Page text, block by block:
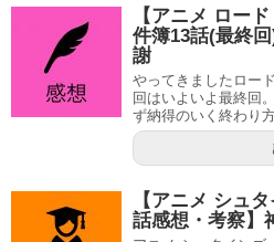
【アニメ ロー
件簿13話(最終
謝
やってきましたロー
回はいよいよ最終回
ず納得のいく終わり
【アニメ シュ
話感想・考察】